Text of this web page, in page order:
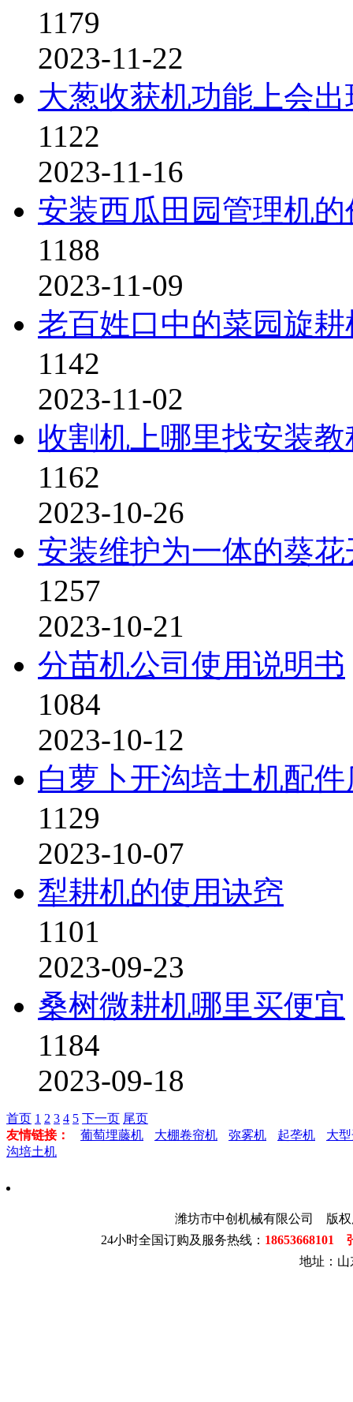
1179
2023-11-22
大葱收获机功能上会
1122
2023-11-16
安装西瓜田园管理机
1188
2023-11-09
老百姓口中的菜园旋耕
1142
2023-11-02
收割机上哪里找安装教
1162
2023-10-26
安装维护为一体的葵
1257
2023-10-21
分苗机公司使用说明书
1084
2023-10-12
白萝卜开沟培土机配
1129
2023-10-07
犁耕机的使用诀窍
1101
2023-09-23
桑树微耕机哪里买便宜
1184
2023-09-18
首页 1 2 3 4 5 下一页 尾页
友情链接：
葡萄埋藤机 大棚卷帘机 弥雾机 起垄机
大
沟培土机
潍坊市中创机械有限公司 版
24小时全国订购及服务热线： 18653668101
地址：山